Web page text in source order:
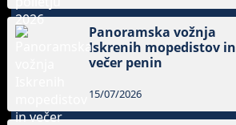
Panoramska vožnja
Iskrenih mopedistov in
večer penin
15/07/2026